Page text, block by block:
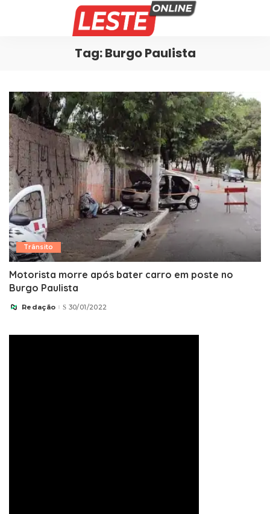
Tag:Burgo Paulista
Trânsito
Motorista morre após bater carro em poste no
Burgo Paulista
Posted
Redação 30/01/2022